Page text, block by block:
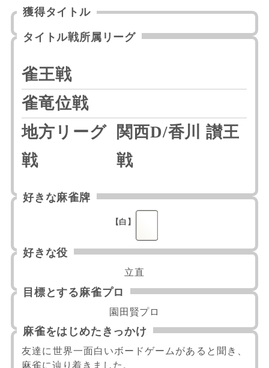
獲得タイトル
タイトル戦所属リーグ
雀王戦
雀竜位戦
地方リーグ
戦
関西D/香川 讃王
戦
好きな麻雀牌
【白】
好きな役
立直
目標とする麻雀プロ
園田賢プロ
麻雀をはじめたきっかけ
友達に世界一面白いボードゲームがあると聞き、
麻雀に辿り着きました。